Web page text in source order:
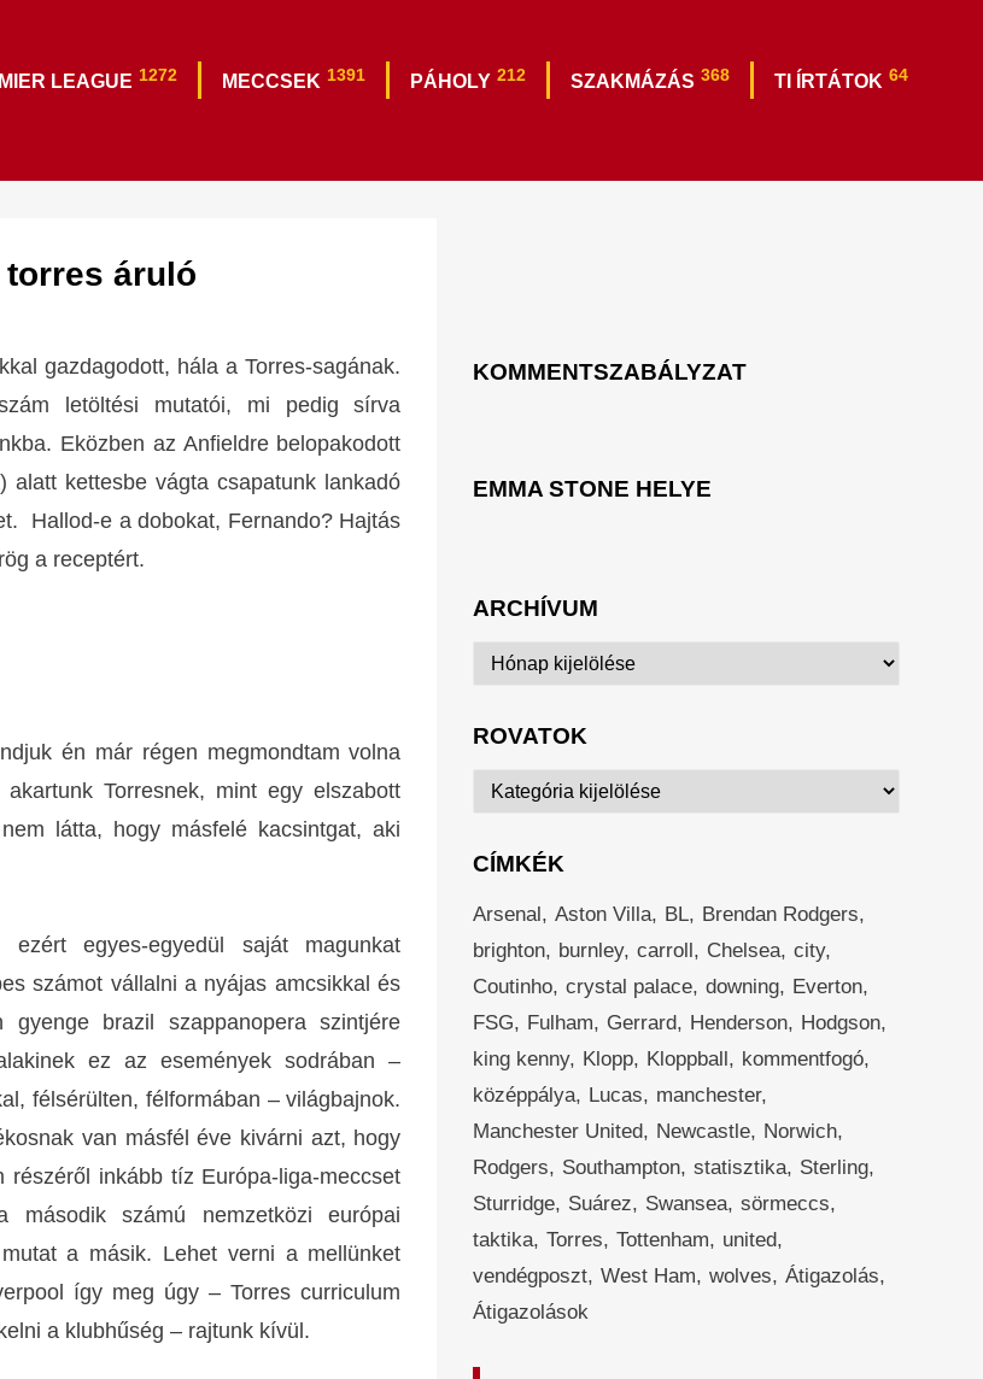
LEAGUE 1272 MECCSEK 1391 PÁHOLY 212 SZAKMÁZÁS 368 TI ÍRTÁTOK 64
áruló
gazdagodott, hála a Torres-sagának.
letöltési mutatói, mi pedig sírva
Eközben az Anfieldre belopakodott
alatt kettesbe vágta csapatunk lankadó
Hallod-e a dobokat, Fernando? Hajtás
a receptért.
én már régen megmondtam volna
Torresnek, mint egy elszabott
látta, hogy másfelé kacsintgat, aki
egyes-egyedül saját magunkat
számot vállalni a nyájas amcsikkal és
brazil szappanopera szintjére
ez az események sodrában –
félsérülten, félformában – világbajnok.
van másfél éve kivárni azt, hogy
részéről inkább tíz Európa-liga-meccset
számú nemzetközi európai
a másik. Lehet verni a mellünket
így meg úgy – Torres curriculum
a klubhűség – rajtunk kívül.
KOMMENTSZABÁLYZAT
EMMA STONE HELYE
ARCHÍVUM
Archívum
ROVATOK
Rovatok
CÍMKÉK
Arsenal Aston Villa BL
Brendan Rodgers
brighton
burnley carroll Chelsea city
Coutinho crystal palace downing
Everton
FSG
Fulham Gerrard Henderson
Hodgson
king kenny
Klopp Kloppball
kommentfogó
középpálya
Lucas
manchester
Manchester United
Newcastle
Norwich
Rodgers
Southampton statisztika
Sterling
Sturridge
Suárez Swansea sörmeccs
taktika Torres Tottenham
united
vendégposzt West Ham wolves
Átigazolás
Átigazolások